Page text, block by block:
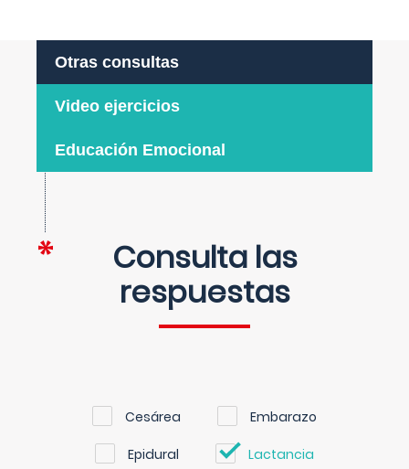
Otras consultas
Video ejercicios
Educación Emocional
Consulta las
respuestas
Cesárea Embarazo
Epidural Lactancia